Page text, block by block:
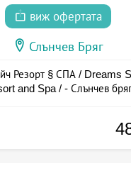
виж офертата
Слънчев Бряг
Резорт § СПА / Dreams
and Spa / - Слънчев